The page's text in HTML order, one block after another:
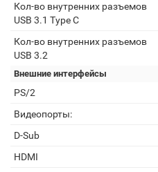
Кол-во внутренних разъемов
USB 3.1 Type C
Кол-во внутренних разъемов
USB 3.2
Внешние интерфейсы
PS/2
Видеопорты:
D-Sub
HDMI